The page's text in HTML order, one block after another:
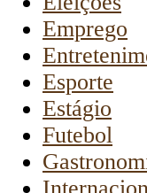
Emprego
Esporte
Estágio
Futebol